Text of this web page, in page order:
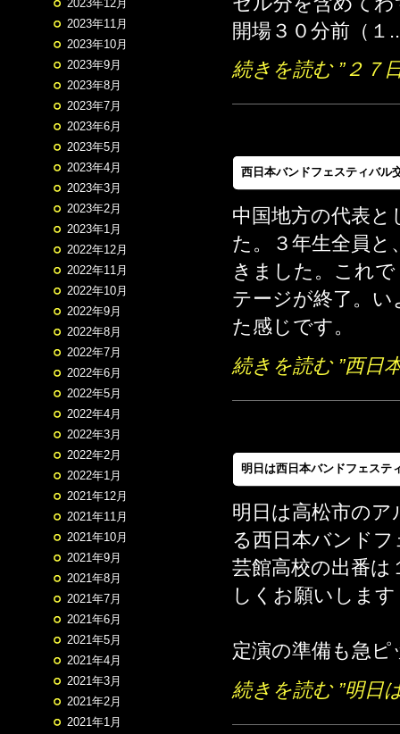
2023年12月
2023年11月
2023年10月
2023年9月
2023年8月
2023年7月
2023年6月
2023年5月
2023年4月
2023年3月
2023年2月
2023年1月
2022年12月
2022年11月
2022年10月
2022年9月
2022年8月
2022年7月
2022年6月
2022年5月
2022年4月
2022年3月
2022年2月
2022年1月
2021年12月
2021年11月
2021年10月
2021年9月
2021年8月
2021年7月
2021年6月
2021年5月
2021年4月
2021年3月
2021年2月
2021年1月
開場３０分前（１..
続きを読む ”２７
西日本バンドフェスティバル
中国地方の代表
た。３年生全員
きました。これ
テージが終了。
た感じです。
続きを読む ”西日
明日は西日本バンドフェステ
明日は高松市の
る西日本バンド
芸館高校の出番は
しくお願いします
定演の準備も急ピ
続きを読む ”明日